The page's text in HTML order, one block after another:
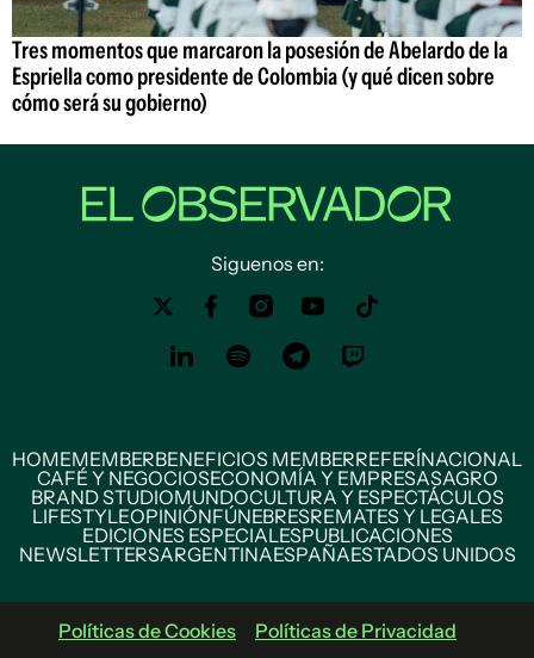
Tres momentos que marcaron la posesión de Abelardo de la
Espriella como presidente de Colombia (y qué dicen sobre
cómo será su gobierno)
Siguenos en:
HOMEMEMBERBENEFICIOS MEMBERREFERÍNACIONAL
CAFÉ Y NEGOCIOSECONOMÍA Y EMPRESASAGRO
BRAND STUDIOMUNDOCULTURA Y ESPECTÁCULOS
LIFESTYLEOPINIÓNFÚNEBRESREMATES Y LEGALES
EDICIONES ESPECIALESPUBLICACIONES
NEWSLETTERSARGENTINAESPAÑAESTADOS UNIDOS
Políticas de Cookies Políticas de Privacidad